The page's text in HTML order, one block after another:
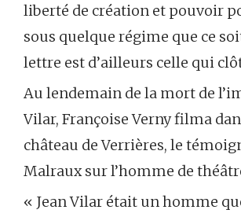
liberté de création et pouvoir
sous quelque régime que ce
lettre est d’ailleurs celle qui
Au lendemain de la mort de
Vilar, Françoise Verny filma
château de Verrières, le
Malraux sur l’homme de
« Jean Vilar était un homme